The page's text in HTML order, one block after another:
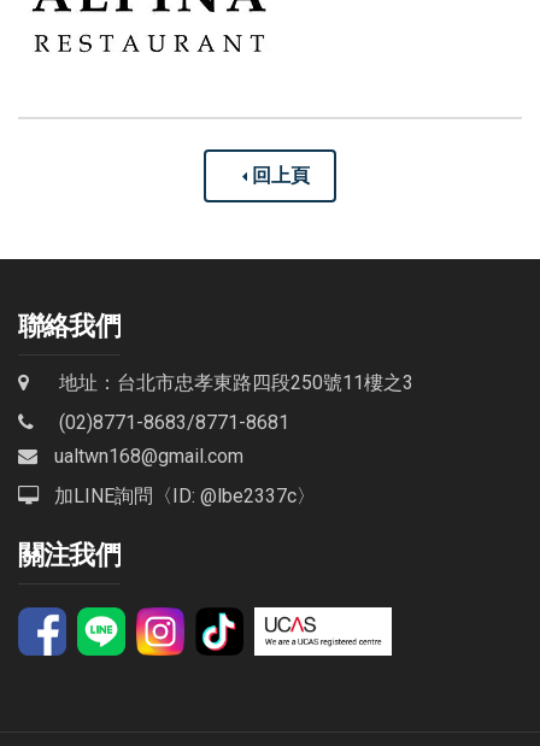
回上頁
聯絡我們
地址：台北市忠孝東路四段250號11樓之3
(02)8771-8683/8771-8681
ualtwn168@gmail.com
加LINE詢問〈ID: @lbe2337c〉
關注我們